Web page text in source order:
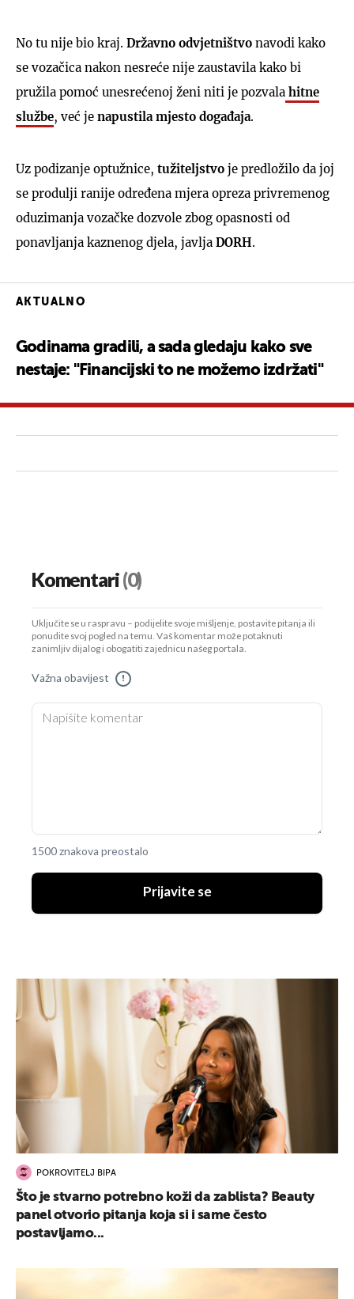
No tu nije bio kraj. Državno odvjetništvo navodi kako
se vozačica nakon nesreće nije zaustavila kako bi
pružila pomoć unesrećenoj ženi niti je pozvala hitne
službe, već je napustila mjesto događaja.
Uz podizanje optužnice, tužiteljstvo je predložilo da joj
se produlji ranije određena mjera opreza privremenog
oduzimanja vozačke dozvole zbog opasnosti od
ponavljanja kaznenog djela, javlja DORH.
AKTUALNO
Godinama gradili, a sada gledaju kako sve
nestaje: "Financijski to ne možemo izdržati"
Komentari(0)
Uključite se u raspravu – podijelite svoje mišljenje, postavite pitanja ili
ponudite svoj pogled na temu. Vaš komentar može potaknuti
zanimljiv dijalog i obogatiti zajednicu našeg portala.
Važna obavijest !
1500 znakova preostalo
Prijavite se
POKROVITELJ BIPA
Što je stvarno potrebno koži da zablista? Beauty
panel otvorio pitanja koja si i same često
postavljamo...